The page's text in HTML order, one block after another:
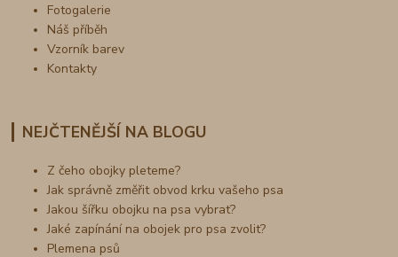
Fotogalerie
Náš příběh
Vzorník barev
Kontakty
NEJČTENĚJŠÍ NA BLOGU
Z čeho obojky pleteme?
Jak správně změřit obvod krku vašeho psa
Jakou šířku obojku na psa vybrat?
Jaké zapínání na obojek pro psa zvolit?
Plemena psů